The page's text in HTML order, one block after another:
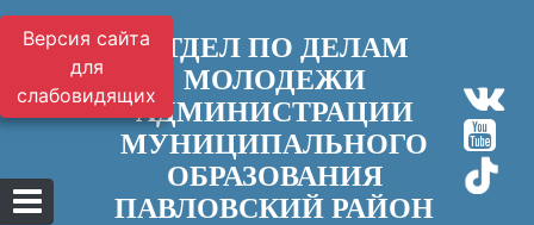
Версия сайта
для
слабовидящих
ОТДЕЛ ПО ДЕЛАМ
МОЛОДЕЖИ
АДМИНИСТРАЦИИ
МУНИЦИПАЛЬНОГО
ОБРАЗОВАНИЯ
ПАВЛОВСКИЙ РАЙОН